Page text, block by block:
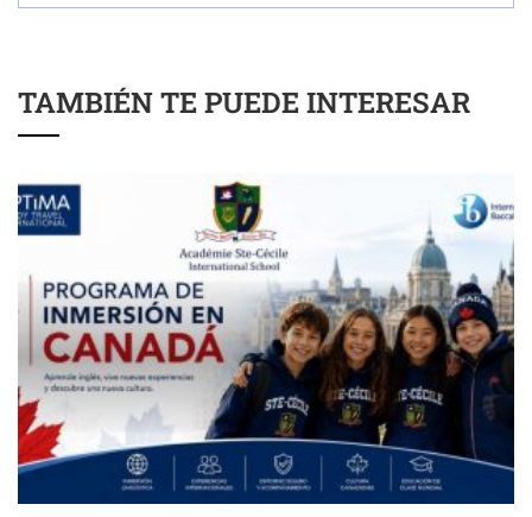
TAMBIÉN TE PUEDE INTERESAR